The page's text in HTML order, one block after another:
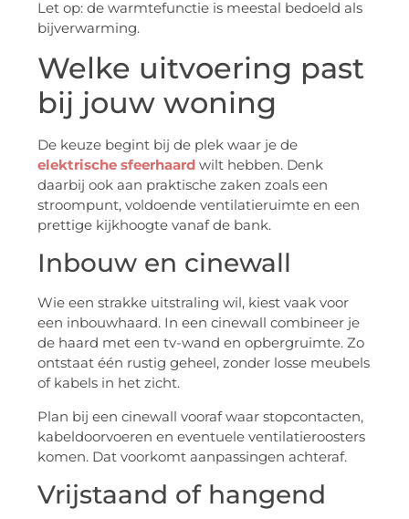
Let op: de warmtefunctie is meestal bedoeld als
bijverwarming.
Welke uitvoering past
bij jouw woning
De keuze begint bij de plek waar je de
elektrische sfeerhaard wilt hebben. Denk
daarbij ook aan praktische zaken zoals een
stroompunt, voldoende ventilatieruimte en een
prettige kijkhoogte vanaf de bank.
Inbouw en cinewall
Wie een strakke uitstraling wil, kiest vaak voor
een inbouwhaard. In een cinewall combineer je
de haard met een tv-wand en opbergruimte. Zo
ontstaat één rustig geheel, zonder losse meubels
of kabels in het zicht.
Plan bij een cinewall vooraf waar stopcontacten,
kabeldoorvoeren en eventuele ventilatieroosters
komen. Dat voorkomt aanpassingen achteraf.
Vrijstaand of hangend